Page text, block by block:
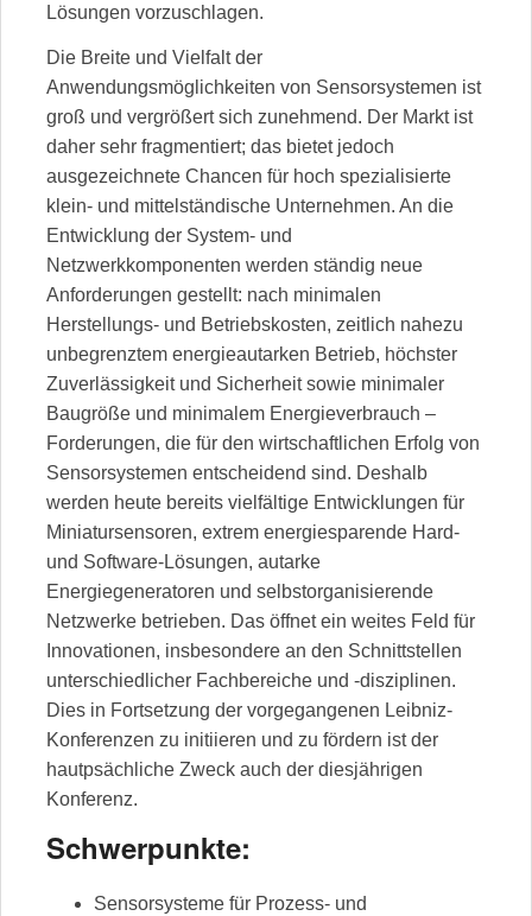
Lösungen vorzuschlagen.
Die Breite und Vielfalt der
Anwendungsmöglichkeiten von Sensorsystemen ist
groß und vergrößert sich zunehmend. Der Markt ist
daher sehr fragmentiert; das bietet jedoch
ausgezeichnete Chancen für hoch spezialisierte
klein- und mittelständische Unternehmen. An die
Entwicklung der System- und
Netzwerkkomponenten werden ständig neue
Anforderungen gestellt: nach minimalen
Herstellungs- und Betriebskosten, zeitlich nahezu
unbegrenztem energieautarken Betrieb, höchster
Zuverlässigkeit und Sicherheit sowie minimaler
Baugröße und minimalem Energieverbrauch –
Forderungen, die für den wirtschaftlichen Erfolg von
Sensorsystemen entscheidend sind. Deshalb
werden heute bereits vielfältige Entwicklungen für
Miniatursensoren, extrem energiesparende Hard-
und Software-Lösungen, autarke
Energiegeneratoren und selbstorganisierende
Netzwerke betrieben. Das öffnet ein weites Feld für
Innovationen, insbesondere an den Schnittstellen
unterschiedlicher Fachbereiche und -disziplinen.
Dies in Fortsetzung der vorgegangenen Leibniz-
Konferenzen zu initiieren und zu fördern ist der
hautpsächliche Zweck auch der diesjährigen
Konferenz.
Schwerpunkte:
Sensorsysteme für Prozess- und